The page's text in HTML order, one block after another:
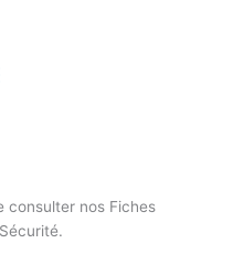
consulter nos Fiches